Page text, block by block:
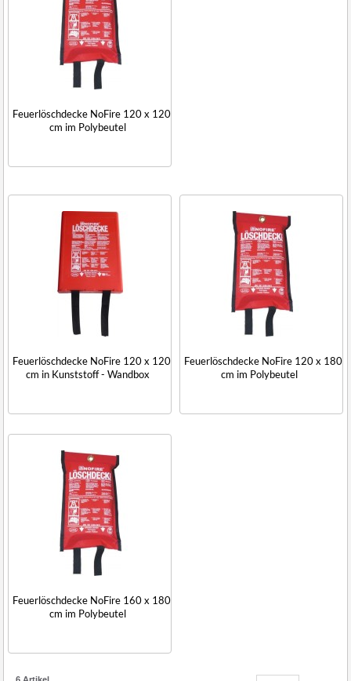
Feuerlöschdecke NoFire 120 x 120
cm im Polybeutel
Feuerlöschdecke NoFire 120 x 120
cm in Kunststoff - Wandbox
Feuerlöschdecke NoFire 120 x 180
cm im Polybeutel
Feuerlöschdecke NoFire 160 x 180
cm im Polybeutel